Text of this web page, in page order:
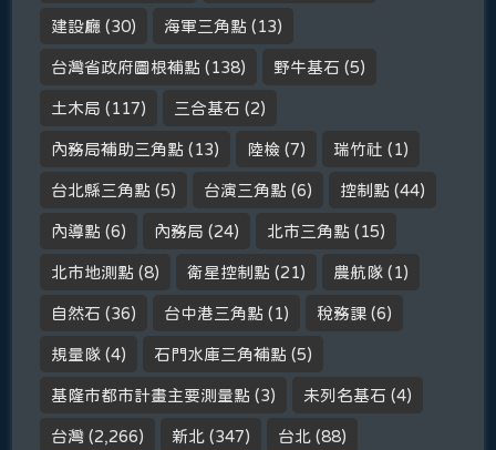
建設廳 (30) 海軍三角點 (13)
台灣省政府圖根補點 (138) 野牛基石 (5)
土木局 (117) 三合基石 (2)
內務局補助三角點 (13) 陸檢 (7) 瑞竹社 (1)
台北縣三角點 (5) 台演三角點 (6) 控制點 (44)
內導點 (6) 內務局 (24) 北市三角點 (15)
北市地測點 (8) 衛星控制點 (21) 農航隊 (1)
自然石 (36) 台中港三角點 (1) 稅務課 (6)
規量隊 (4) 石門水庫三角補點 (5)
基隆市都市計畫主要測量點 (3) 未列名基石 (4)
台灣 (2,266) 新北 (347) 台北 (88)